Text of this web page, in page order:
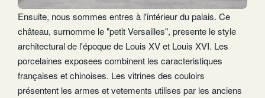
Ensuite, nous sommes entres à l'intérieur du palais. Ce
château, surnomme le "petit Versailles", presente le style
architectural de l'époque de Louis XV et Louis XVI. Les
porcelaines exposees combinent les caracteristiques
françaises et chinoises. Les vitrines des couloirs
présentent les armes et vetements utilises par les anciens